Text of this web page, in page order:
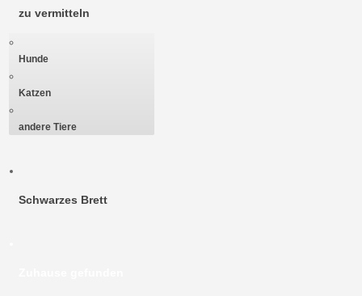
zu vermitteln
Hunde
Katzen
andere Tiere
Schwarzes Brett